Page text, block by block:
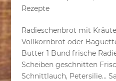
Rezepte
Radieschenbrot mit
Vollkornbrot oder
Butter 1 Bund frische
Scheiben geschnitten
Schnittlauch, Petersilie…